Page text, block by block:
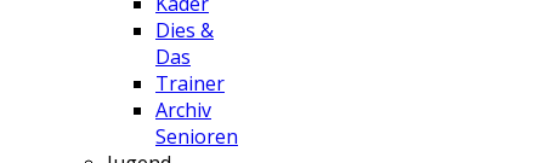
Dies &
Das
Trainer
Archiv
Senioren